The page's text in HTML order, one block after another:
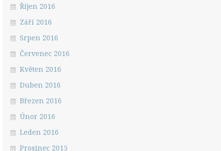
Říjen 2016
Září 2016
Srpen 2016
Červenec 2016
Květen 2016
Duben 2016
Březen 2016
Únor 2016
Leden 2016
Prosinec 2015